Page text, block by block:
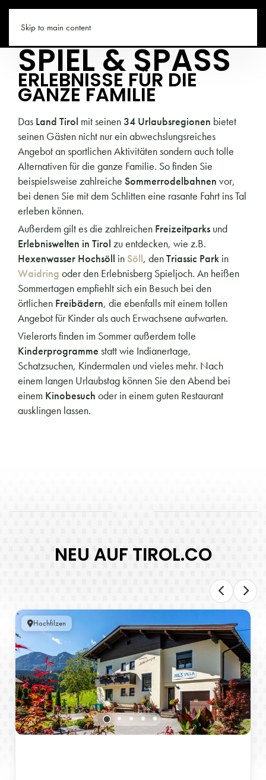
Skip to main content
TIROL.CO
SPIEL & SPASS
ERLEBNISSE FÜR DIE
GANZE FAMILIE
Das Land Tirol mit seinen 34 Urlaubsregionen bietet
seinen Gästen nicht nur ein abwechslungsreiches
Angebot an sportlichen Aktivitäten sondern auch tolle
Alternativen für die ganze Familie. So finden Sie
beispielsweise zahlreiche Sommerrodelbahnen vor,
bei denen Sie mit dem Schlitten eine rasante Fahrt ins Tal
erleben können.
Außerdem gilt es die zahlreichen Freizeitparks und
Erlebniswelten in Tirol zu entdecken, wie z.B.
Hexenwasser Hochsöll in Söll, denTriassic Park in
Waidring oder den Erlebnisberg Spieljoch. An heißen
Sommertagen empfiehlt sich ein Besuch bei den
örtlichen Freibädern, die ebenfalls mit einem tollen
Angebot für Kinder als auch Erwachsene aufwarten.
Vielerorts finden im Sommer außerdem tolle
Kinderprogramme statt wie Indianertage,
Schatzsuchen, Kindermalen und vieles mehr. Nach
einem langen Urlaubstag können Sie den Abend bei
einem Kinobesuch oder in einem guten Restaurant
ausklingen lassen.
NEU AUF TIROL.CO
Hochfilzen